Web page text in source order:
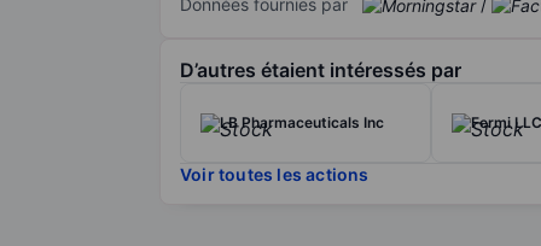
Données fournies par /
D’autres étaient intéressés par
LB Pharmaceuticals Inc Fermi LLC
Voir toutes les actions